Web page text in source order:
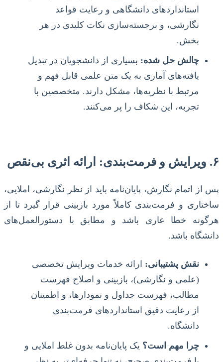
استانداردهای دانشگاهی و رعایت قواعد
نگارشی، و برجسته‌سازی نکات کلیدی در هر
بخش.
چالش حل شده: بسیاری از دانشجویان در تبدیل
یافته‌های آماری به یک متن علمی قابل فهم و
مرتبط با نظریه‌ها، مشکل دارند. متخصصین با
تجربه، این شکاف را پر می‌کنند.
۶. ویرایش و فرمت‌بندی: ارائه اثری بی‌نقص
پس از اتمام نگارش، پایان‌نامه باید از نظر نگارشی، املایی،
ساختاری و فرمت‌بندی کاملاً مورد بازبینی قرار گیرد تا از
هرگونه خطا عاری باشد و مطابق با دستورالعمل‌های
دانشگاه باشد.
نقش پشتیبانی: ارائه خدمات ویرایش تخصصی
(علمی و نگارشی)، بازبینی و اصلاح فهرست
مطالب، فهرست جداول و نمودارها، و اطمینان
از رعایت دقیق استانداردهای فرمت‌بندی
دانشگاه.
چرا مهم است؟ یک پایان‌نامه بدون غلط املایی و